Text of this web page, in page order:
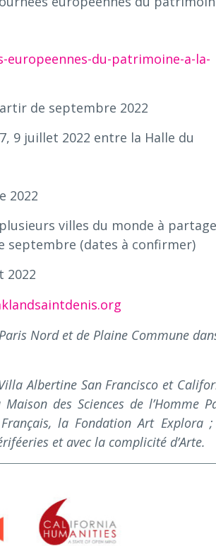
du-patrimoine-a-la-
de septembre 2022
9 juillet 2022 entre la Halle du
2022
villes du monde à
septembre (dates à confirmer)
2022
Nord et de Plaine Commune
Albertine San Francisco et
des Sciences de l’Homme
la Fondation Art Explora
et avec la complicité d’Arte.